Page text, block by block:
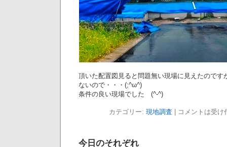
頂いた配置図見ると問題無い現場に見えたのです
ないので・・・(;^ω^)
条件の良い現場でした (^-^)
カテゴリー: 現地調査 コメントは受け
今日のそれぞれ